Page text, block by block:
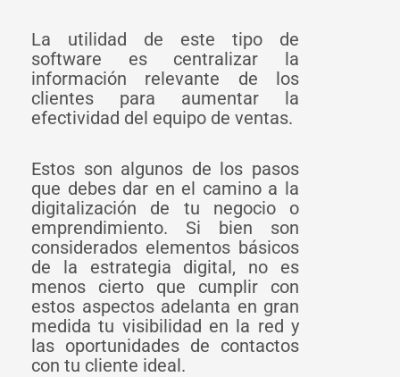
La utilidad de este tipo de
software es centralizar la
información relevante de los
clientes para aumentar la
efectividad del equipo de ventas.
Estos son algunos de los pasos
que debes dar en el camino a la
digitalización de tu negocio o
emprendimiento. Si bien son
considerados elementos básicos
de la estrategia digital, no es
menos cierto que cumplir con
estos aspectos adelanta en gran
medida tu visibilidad en la red y
las oportunidades de contactos
con tu cliente ideal.